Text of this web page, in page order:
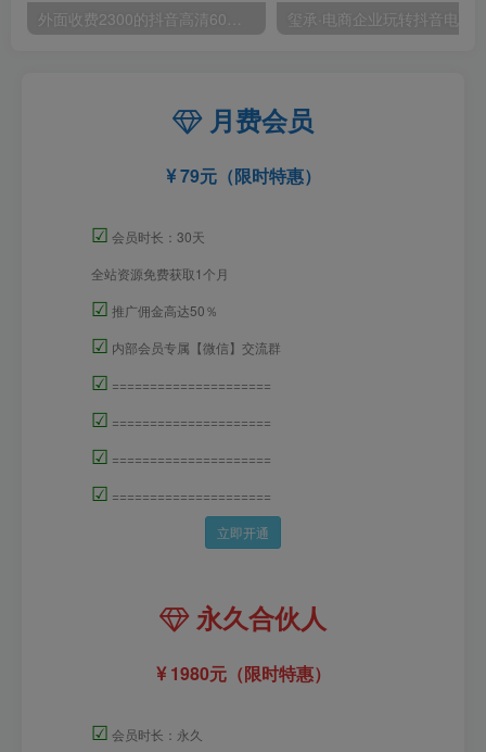
月费会员
79元（限时特惠）
☑ 会员时长：30天
全站资源免费获取1个月
☑ 推广佣金高达50％
☑ 内部会员专属【微信】交流群
☑ =====================
☑ =====================
☑ =====================
☑ =====================
立即开通
永久合伙人
1980元（限时特惠）
☑ 会员时长：永久